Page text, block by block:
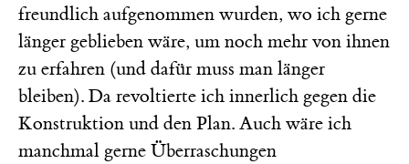
freundlich aufgenommen wurden, wo ich gerne
länger geblieben wäre, um noch mehr von ihnen
zu erfahren (und dafür muss man länger
bleiben). Da revoltierte ich innerlich gegen die
Konstruktion und den Plan. Auch wäre ich
manchmal gerne Überraschungen